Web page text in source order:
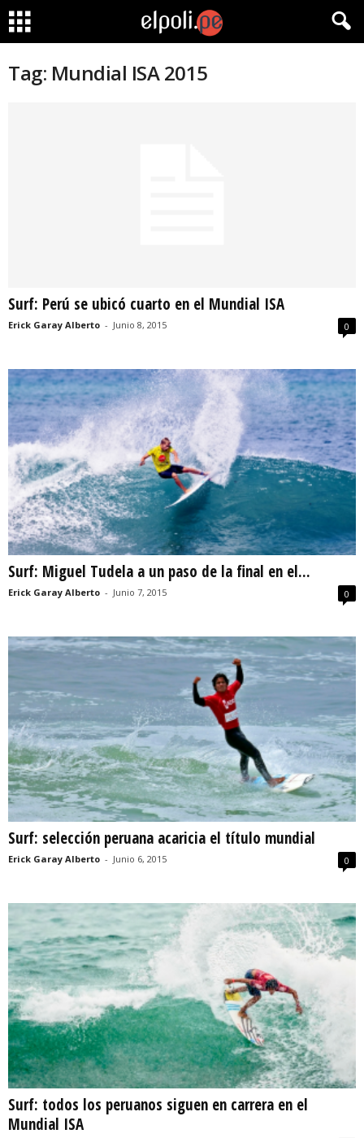
Tag: Mundial ISA 2015
Surf: Perú se ubicó cuarto en el Mundial ISA
Erick Garay Alberto - Junio 8, 2015 0
Surf: Miguel Tudela a un paso de la final en el...
Erick Garay Alberto - Junio 7, 2015 0
Surf: selección peruana acaricia el título mundial
Erick Garay Alberto - Junio 6, 2015 0
Surf: todos los peruanos siguen en carrera en el
Mundial ISA